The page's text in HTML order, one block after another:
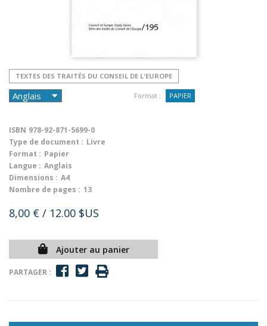
TEXTES DES TRAITÉS DU CONSEIL DE L'EUROPE
Format : PAPIER
ISBN 978-92-871-5699-0
Type de document : Livre
Format : Papier
Langue : Anglais
Dimensions : A4
Nombre de pages : 13
8,00 € / 12.00 $US
Ajouter au panier
PARTAGER :